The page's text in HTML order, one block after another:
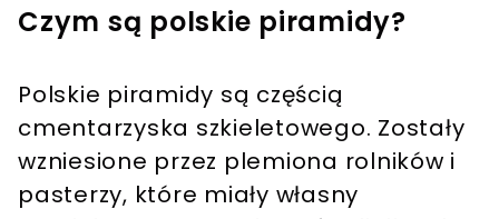
Czym są polskie piramidy?
Polskie piramidy są częścią
cmentarzyska szkieletowego. Zostały
wzniesione przez plemiona rolników i
pasterzy, które miały własny